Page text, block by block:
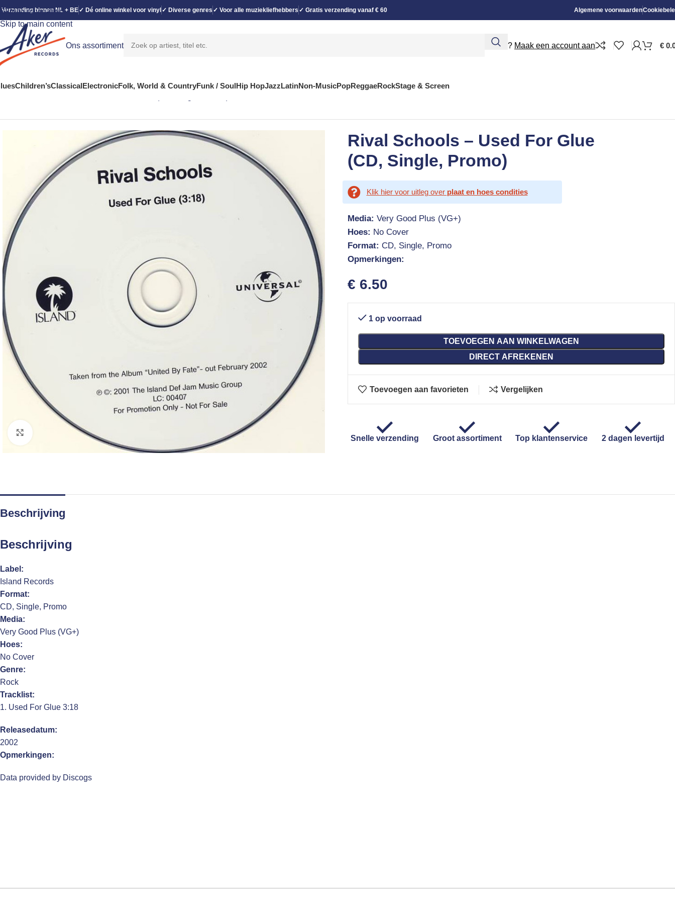
Skip to navigation
Skip to main content
binnen NL + BE✓ Dé online winkel voor vinyl ✓ Diverse genres ✓ Voor alle muziekliefhebbers ✓ Gratis verzending vanaf € 60 Algemene voorwaarden
Ons assortiment Nieuw? Maak een account aan €
Children’sClassicalElectronicFolk, World & CountryFunk / SoulHip HopJazzLatinNon-MusicPopReggaeRockStage & Screen
Click to enlarge
Rival Schools – Used For Glue
(CD, Single, Promo)
Klik hier voor uitleg over plaat en hoes condities
Media: Very Good Plus (VG+)
Hoes: No Cover
Format: CD, Single, Promo
Opmerkingen:
€ 6.50
1 op voorraad
TOEVOEGEN AAN WINKELWAGEN
DIRECT AFREKENEN
Toevoegen aan favorieten Vergelijken
Snelle verzending Groot assortiment Top klantenservice 2 dagen levertijd
Beschrijving
Beschrijving
Label:
Island Records
Format:
CD, Single, Promo
Media:
Very Good Plus (VG+)
Hoes:
No Cover
Genre:
Rock
Tracklist:
1. Used For Glue 3:18
Releasedatum:
2002
Opmerkingen:
Data provided by Discogs